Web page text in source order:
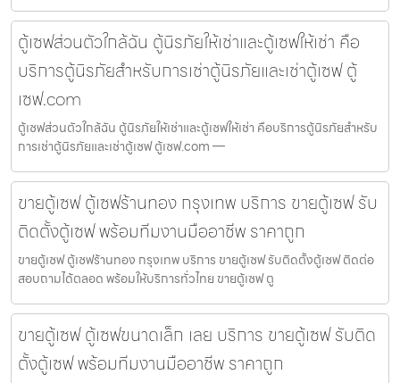
ตู้เซฟส่วนตัวใกล้ฉัน ตู้นิรภัยให้เช่าและตู้เซฟให้เช่า คือ
บริการตู้นิรภัยสำหรับการเช่าตู้นิรภัยและเช่าตู้เซฟ ตู้
เซฟ.com
ตู้เซฟส่วนตัวใกล้ฉัน ตู้นิรภัยให้เช่าและตู้เซฟให้เช่า คือบริการตู้นิรภัยสำหรับ
การเช่าตู้นิรภัยและเช่าตู้เซฟ ตู้เซฟ.com —
ขายตู้เซฟ ตู้เซฟร้านทอง กรุงเทพ บริการ ขายตู้เซฟ รับ
ติดตั้งตู้เซฟ พร้อมทีมงานมืออาชีพ ราคาถูก
ขายตู้เซฟ ตู้เซฟร้านทอง กรุงเทพ บริการ ขายตู้เซฟ รับติดตั้งตู้เซฟ ติดต่อ
สอบถามได้ตลอด พร้อมให้บริการทั่วไทย ขายตู้เซฟ ตู
ขายตู้เซฟ ตู้เซฟขนาดเล็ก เลย บริการ ขายตู้เซฟ รับติด
ตั้งตู้เซฟ พร้อมทีมงานมืออาชีพ ราคาถูก